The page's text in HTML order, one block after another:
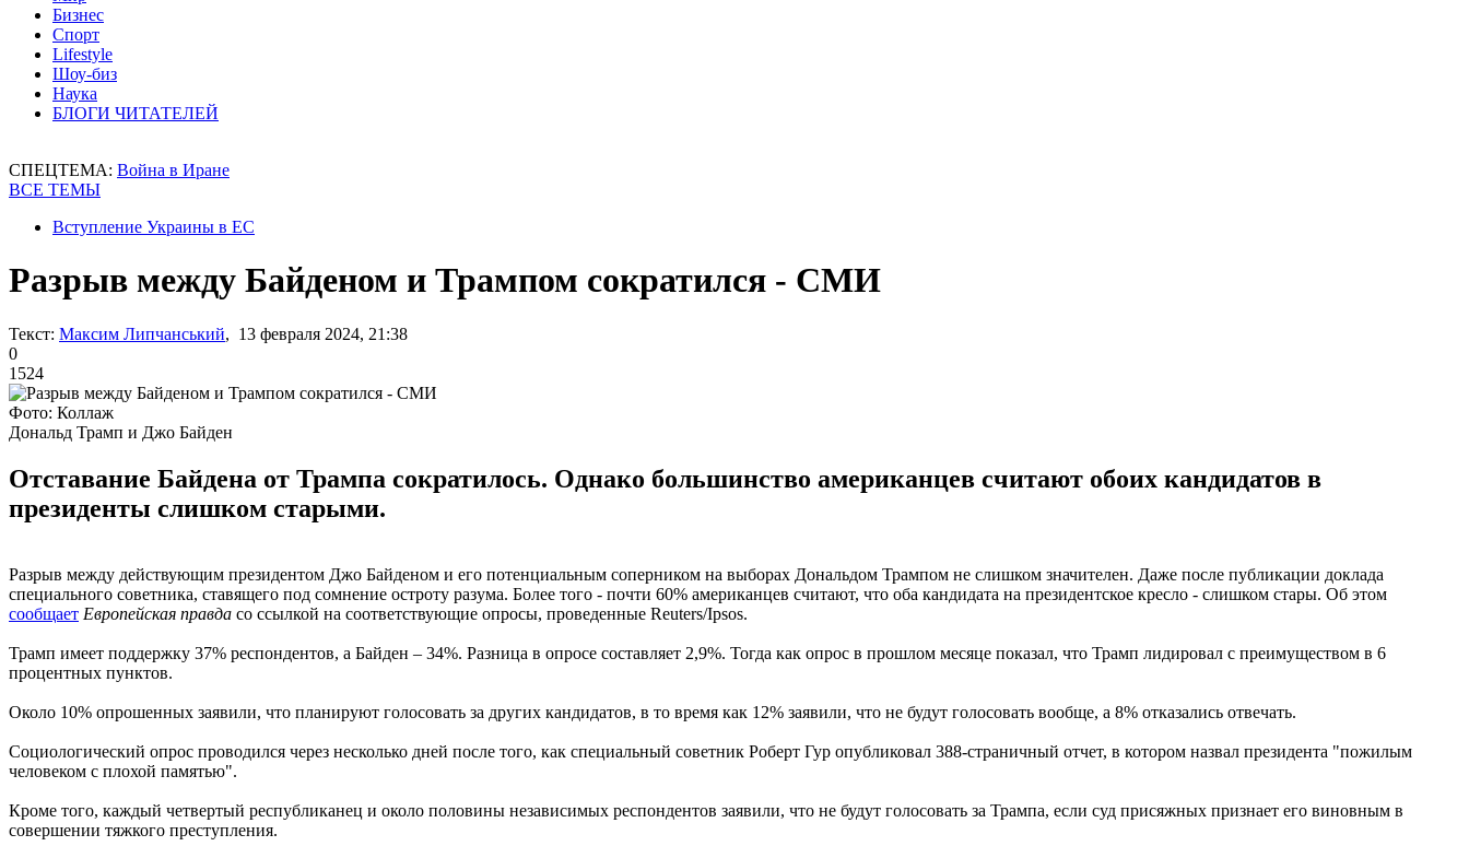
Бизнес
Спорт
Lifestyle
Шоу-биз
Наука
БЛОГИ ЧИТАТЕЛЕЙ
СПЕЦТЕМА: Война в Иране
ВСЕ ТЕМЫ
Вступление Украины в ЕС
Разрыв между Байденом и Трампом сократился - СМИ
Текст: Максим Липчанський, 13 февраля 2024, 21:38
0
1524
Фото: Коллаж
Дональд Трамп и Джо Байден
Отставание Байдена от Трампа сократилось. Однако большинство американцев считают обоих кандидатов в
президенты слишком старыми.
Разрыв между действующим президентом Джо Байденом и его потенциальным соперником на выборах Дональдом Трампом не слишком значителен. Даже после публикации доклада
специального советника, ставящего под сомнение остроту разума. Более того - почти 60% американцев считают, что оба кандидата на президентское кресло - слишком стары. Об этом
сообщает Европейская правда со ссылкой на соответствующие опросы, проведенные Reuters/Ipsos.
Трамп имеет поддержку 37% респондентов, а Байден – 34%. Разница в опросе составляет 2,9%. Тогда как опрос в прошлом месяце показал, что Трамп лидировал с преимуществом в 6
процентных пунктов.
Около 10% опрошенных заявили, что планируют голосовать за других кандидатов, в то время как 12% заявили, что не будут голосовать вообще, а 8% отказались отвечать.
Социологический опрос проводился через несколько дней после того, как специальный советник Роберт Гур опубликовал 388-страничный отчет, в котором назвал президента "пожилым
человеком с плохой памятью".
Кроме того, каждый четвертый республиканец и около половины независимых респондентов заявили, что не будут голосовать за Трампа, если суд присяжных признает его виновным в
совершении тяжкого преступления.